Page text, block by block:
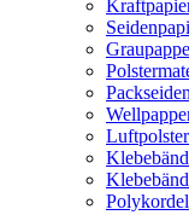
Packseiden
Polykordel